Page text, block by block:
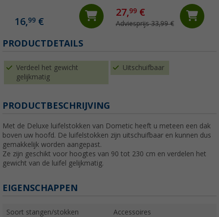
16,99 €
27,99€
Adviesprijs 33,99 €
PRODUCTDETAILS
Verdeel het gewicht
gelijkmatig
Uitschuifbaar
PRODUCTBESCHRIJVING
Met de Deluxe luifelstokken van Dometic heeft u meteen een dak
boven uw hoofd. De luifelstokken zijn uitschuifbaar en kunnen dus
gemakkelijk worden aangepast.
Ze zijn geschikt voor hoogtes van 90 tot 230 cm en verdelen het
gewicht van de luifel gelijkmatig.
EIGENSCHAPPEN
Soort stangen/stokken Accessoires